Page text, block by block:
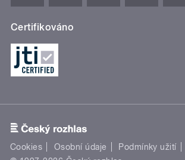
Certifikováno
Cookies Osobní údaje Podmínky užití